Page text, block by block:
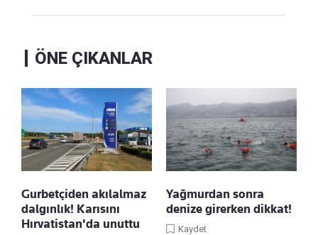
ÖNE ÇIKANLAR
Gurbetçiden akılalmaz
dalgınlık! Karısını
Hırvatistan'da unuttu
Yağmurdan sonra
denize girerken dikkat!
Kaydet